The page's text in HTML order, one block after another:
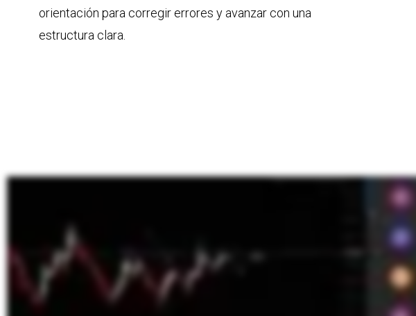
orientación para corregir errores y avanzar con una
estructura clara.